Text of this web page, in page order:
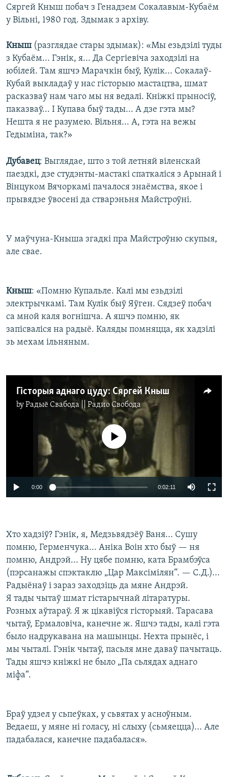
Сяргей Кныш побач з Генадзем Сокалавым-Кубаём
у Вільні, 1980 год. Здымак з архіву.
Кныш (разглядае стары здымак): «Мы езьдзілі туды
з Кубаём... Гэнік, я... Да Сергіевіча заходзілі на
юбілей. Там яшчэ Марачкін быў, Кулік... Сокалаў-
Кубай выкладаў у нас гісторыю мастацтва, шмат
расказваў нам чаго мы ня ведалі. Кніжкі прыносіў,
паказваў... І Купава быў тады... А дзе гэта мы?
Нешта я не разумею. Вільня... А, гэта на вежы
Гедыміна, так?»
Дубавец: Выглядае, што з той летняй віленскай
паездкі, дзе студэнты-мастакі спаткаліся з Арынай і
Вінцуком Вячоркамі пачалося знаёмства, якое і
прывядзе ўвосені да стварэньня Майстроўні.
У маўчуна-Кныша згадкі пра Майстроўню скупыя,
але свае.
Кныш: «Помню Купальле. Калі мы езьдзілі
электрычкамі. Там Кулік быў Яўген. Сядзеў побач
са мной каля вогнішча. А яшчэ помню, як
запісваліся на радыё. Каляды помняцца, як хадзілі
зь мехам ільняным.
Гісторыя аднаго цуду: Сяргей Кныш
byРадыё Свабода || Радио Свобода
No media source currently available
0:00 0:02:11
Хто хадзіў? Гэнік, я, Медзьвядзёў Ваня... Сушу
помню, Герменчука... Аніка Воін хто быў — ня
помню, Андрэй... Ну цябе помню, ката Брамбэўса
(пэрсанажы спэктаклю „Цар Максімілян“. — С.Д.)...
Радыёнаў і зараз заходзіць да мяне Андрэй.
Я тады чытаў шмат гістарычнай літаратуры.
Розных аўтараў. Я ж цікавіўся гісторыяй. Тарасава
чытаў, Ермаловіча, канечне ж. Яшчэ тады, калі гэта
было надрукавана на машынцы. Нехта прынёс, і
мы чыталі. Гэнік чытаў, пасьля мне даваў пачытаць.
Тады яшчэ кніжкі не было „Па сьлядах аднаго
міфа“.
Браў удзел у сьпеўках, у сьвятах у асноўным.
Ведаеш, у мяне ні голасу, ні слыху (сьмяецца)... Але
падабалася, канечне падабалася».